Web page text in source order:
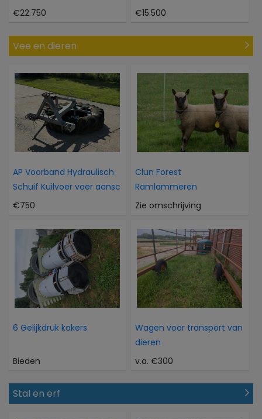
€22.750 €15.500
Vee en dieren
AP Voorband Hydraulisch
Schuif Kuilvoer voer aansc
€750
Clun Forest
Ramlammeren
Zie omschrijving
6 Gelijkdruk kokers
Bieden
Wagen voor transport van
dieren
v.a. €300
Stal en erf